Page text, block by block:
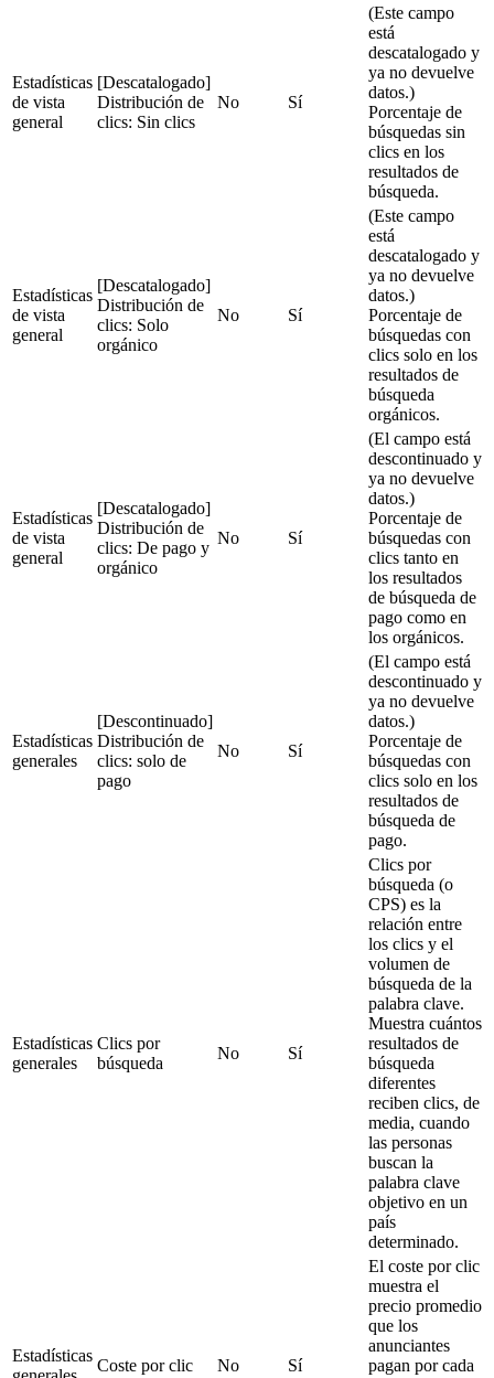
Estadísticas
de vista
general
[Descatalogado]
Distribución de
clics: Sin clics
No Sí
(Este campo
está
descatalogado y
ya no devuelve
datos.)
Porcentaje de
búsquedas sin
clics en los
resultados de
búsqueda.
Estadísticas
de vista
general
[Descatalogado]
Distribución de
clics: Solo
orgánico
No Sí
(Este campo
está
descatalogado y
ya no devuelve
datos.)
Porcentaje de
búsquedas con
clics solo en los
resultados de
búsqueda
orgánicos.
Estadísticas
de vista
general
[Descatalogado]
Distribución de
clics: De pago y
orgánico
No Sí
(El campo está
descontinuado y
ya no devuelve
datos.)
Porcentaje de
búsquedas con
clics tanto en
los resultados
de búsqueda de
pago como en
los orgánicos.
Estadísticas
generales
[Descontinuado]
Distribución de
clics: solo de
pago
No Sí
(El campo está
descontinuado y
ya no devuelve
datos.)
Porcentaje de
búsquedas con
clics solo en los
resultados de
búsqueda de
pago.
Estadísticas
generales
Clics por
búsqueda
No Sí
Clics por
búsqueda (o
CPS) es la
relación entre
los clics y el
volumen de
búsqueda de la
palabra clave.
Muestra cuántos
resultados de
búsqueda
diferentes
reciben clics, de
media, cuando
las personas
buscan la
palabra clave
objetivo en un
país
determinado.
Estadísticas
Coste por clic No Sí
El coste por clic
muestra el
precio promedio
que los
anunciantes
pagan por cada